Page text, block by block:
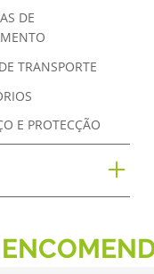
DE
TRANSPORTE
E PROTECÇÃO